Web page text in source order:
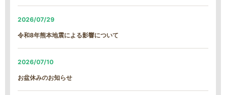
2026/07/29
令和8年熊本地震による影響について
2026/07/10
お盆休みのお知らせ